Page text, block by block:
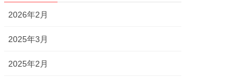
2026年2月
2025年3月
2025年2月